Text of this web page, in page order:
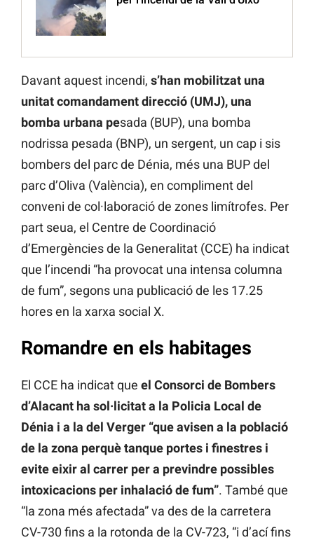
Davant aquest incendi, s’han mobilitzat una
unitat comandament direcció (UMJ), una
bomba urbana pesada (BUP), una bomba
nodrissa pesada (BNP), un sergent, un cap i sis
bombers del parc de Dénia, més una BUP del
parc d’Oliva (València), en compliment del
conveni de col·laboració de zones limítrofes. Per
part seua, el Centre de Coordinació
d’Emergències de la Generalitat (CCE) ha indicat
que l’incendi “ha provocat una intensa columna
de fum”, segons una publicació de les 17.25
hores en la xarxa social X.
Romandre en els habitages
El CCE ha indicat que el Consorci de Bombers
d’Alacant ha sol·licitat a la Policia Local de
Dénia i a la del Verger “que avisen a la població
de la zona perquè tanque portes i finestres i
evite eixir al carrer per a previndre possibles
intoxicacions per inhalació de fum”. També que
“la zona més afectada” va des de la carretera
CV-730 fins a la rotonda de la CV-723, “i d’ací fins